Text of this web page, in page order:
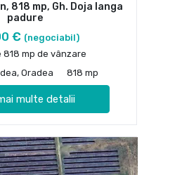
818 mp, Gh. Doja langa
padure
€ (negociabil)
818 mp de vânzare
Oradea
818 mp
multe detalii